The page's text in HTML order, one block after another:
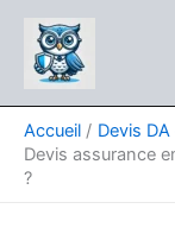
contenu
Accueil
Devis
Devis assurance
?